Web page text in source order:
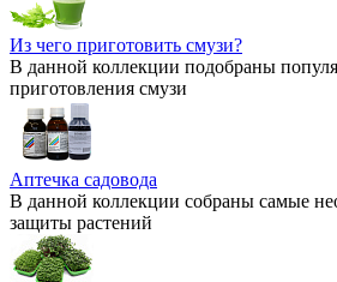
Из чего приготовить смузи?
В данной коллекции подобраны
приготовления смузи
Аптечка садовода
В данной коллекции собраны самые
защиты растений